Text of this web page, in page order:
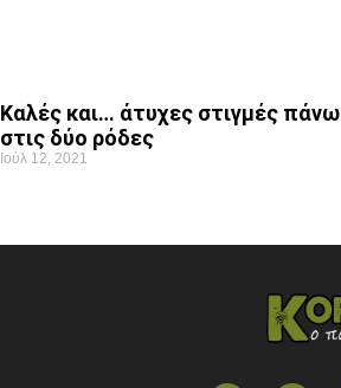
Καλές και… άτυχες στιγμές πάνω
στις δύο ρόδες
Ιούλ 12, 2021